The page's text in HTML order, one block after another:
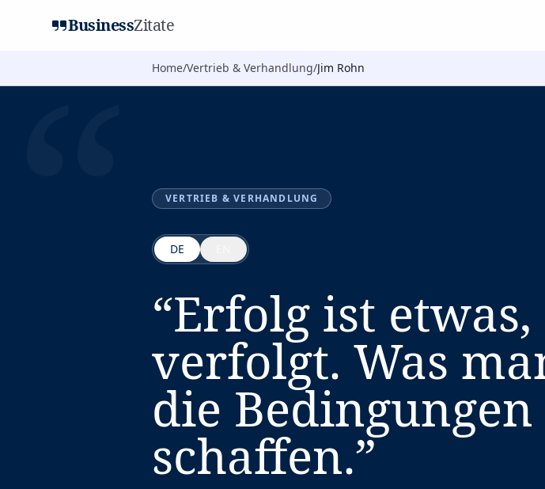
BusinessZitate
Home/Vertrieb & Verhandlung/Jim Rohn
“ VERTRIEB & VERHANDLUNG
DE
“Erfolg ist
verfolgt. Was
die
schaffen.”